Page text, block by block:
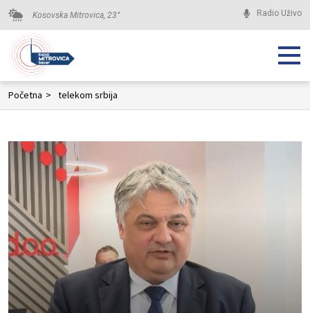
Kosovska Mitrovica, 23° Radio Uživo
Početna > telekom srbija